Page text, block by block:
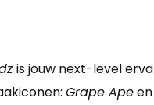
is jouw next-level
Grape Apeen